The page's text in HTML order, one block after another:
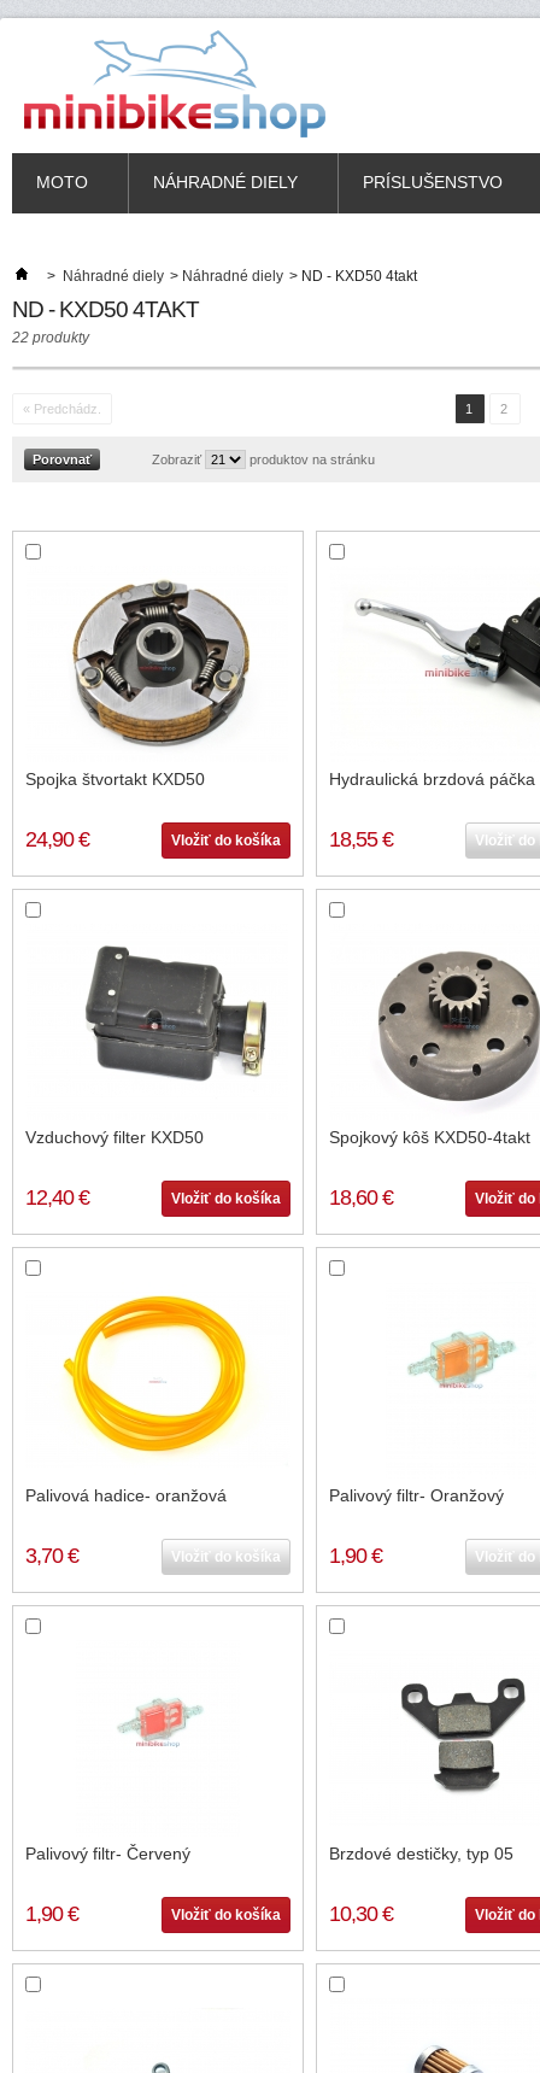
MOTO NÁHRADNÉ DIELY PRÍSLUŠENSTVO
> Náhradné diely > Náhradné diely > ND - KXD50 4takt
ND - KXD50 4TAKT
22 produkty
« Predchádz. 1 2
Zobraziť produktov na stránku
Spojka štvortakt KXD50
24,90 € Vložiť do košíka
Hydraulická brzdová páčka
18,55 € Vložiť do
Vzduchový filter KXD50
12,40 € Vložiť do košíka
Spojkový kôš KXD50-4takt
18,60 € Vložiť do
Palivová hadice- oranžová
3,70 € Vložiť do košíka
Palivový filtr- Oranžový
1,90 € Vložiť do
Palivový filtr- Červený
1,90 € Vložiť do košíka
Brzdové destičky, typ 05
10,30 € Vložiť do